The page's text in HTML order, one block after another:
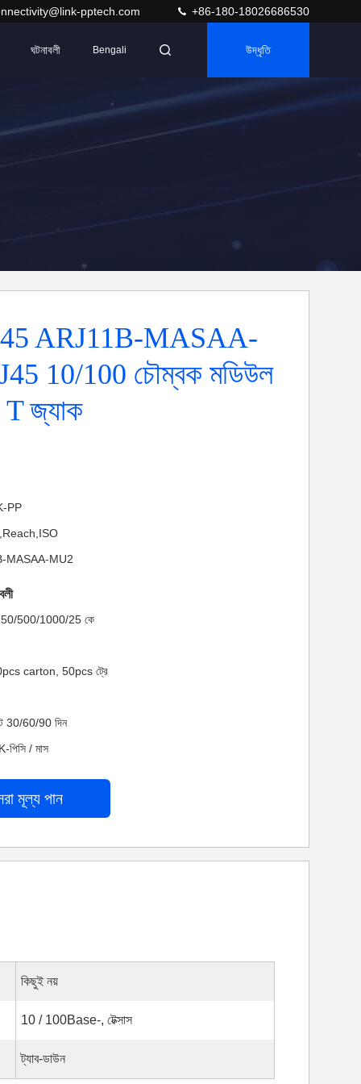
pptech.com +86-180-18026686530
ঘটনাবলী Bengali উদ্ধৃতি
ARJ11B-MASAA-
10/100 চৌম্বক মডিউল
T জ্যাক
PP
MASAA-MU2
50/500/1000/25 কে
carton, 50pcs ট্রে
30/60/90 দিন
পিসি / মাস
মূল্য পান
কিছুই নয়
10 / 100Base-, টেক্সাস
ট্যাব-ডাউন